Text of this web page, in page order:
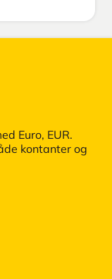
Euro, EUR.
kontanter og